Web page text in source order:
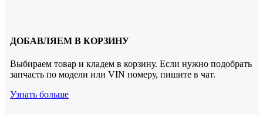
ДОБАВЛЯЕМ В КОРЗИНУ
Выбираем товар и кладем в корзину. Если нужно подобрать
запчасть по модели или VIN номеру, пишите в чат.
Узнать больше